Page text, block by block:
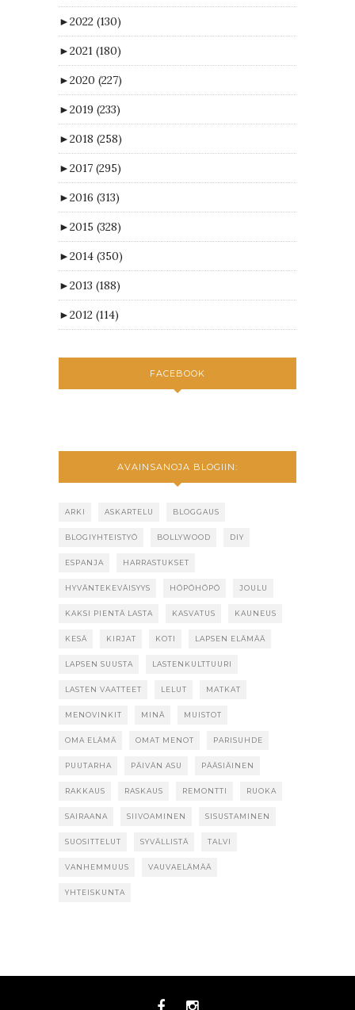
►2022 (130)
►2021 (180)
►2020 (227)
►2019 (233)
►2018 (258)
►2017 (295)
►2016 (313)
►2015 (328)
►2014 (350)
►2013 (188)
►2012 (114)
FACEBOOK
AVAINSANOJA BLOGIIN:
ARKI ASKARTELU BLOGGAUS
BLOGIYHTEISTYÖ BOLLYWOOD DIY
ESPANJA HARRASTUKSET
HYVÄNTEKEVÄISYYS HÖPÖHÖPÖ JOULU
KAKSI PIENTÄ LASTA KASVATUS KAUNEUS
KESÄ KIRJAT KOTI LAPSEN ELÄMÄÄ
LAPSEN SUUSTA LASTENKULTTUURI
LASTEN VAATTEET LELUT MATKAT
MENOVINKIT MINÄ MUISTOT
OMA ELÄMÄ OMAT MENOT PARISUHDE
PUUTARHA PÄIVÄN ASU PÄÄSIÄINEN
RAKKAUS RASKAUS REMONTTI RUOKA
SAIRAANA SIIVOAMINEN SISUSTAMINEN
SUOSITTELUT SYVÄLLISTÄ TALVI
VANHEMMUUS VAUVAELÄMÄÄ
YHTEISKUNTA